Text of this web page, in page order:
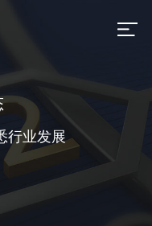
行业发展